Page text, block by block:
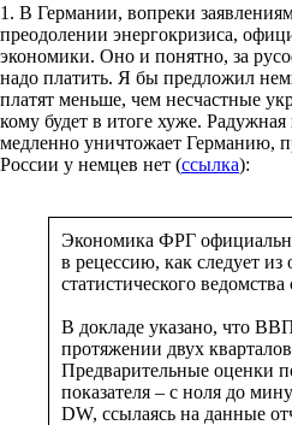
1. В Германии, вопреки
преодолении энергокризиса,
экономики. Оно и понятно, за
надо платить. Я бы предложил
платят меньше, чем несчастные
кому будет в итоге хуже.
медленно уничтожает Германию,
России у немцев нет (ссылка):
Экономика ФРГ
в рецессию, как следует из
статистического ведомства
В докладе указано, что
протяжении двух
Предварительные оценки
показателя – с ноля до
DW, ссылаясь на данные